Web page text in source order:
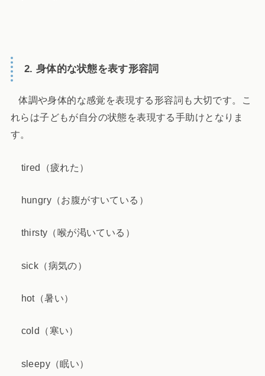
2. 身体的な状態を表す形容詞
体調や身体的な感覚を表現する形容詞も大切です。こ
れらは子どもが自分の状態を表現する手助けとなりま
す。
tired（疲れた）
hungry（お腹がすいている）
thirsty（喉が渇いている）
sick（病気の）
hot（暑い）
cold（寒い）
sleepy（眠い）